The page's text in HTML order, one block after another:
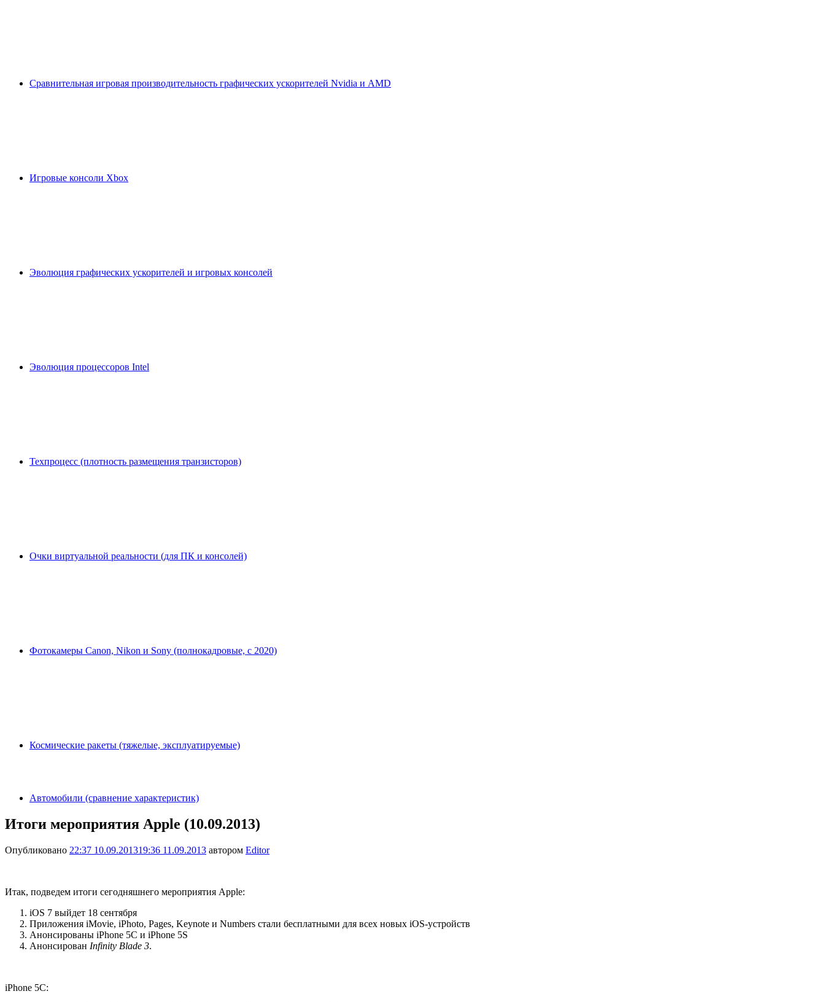
Сравнительная игровая производительность графических ускорителей Nvidia и AMD
Игровые консоли Xbox
Эволюция графических ускорителей и игровых консолей
Эволюция процессоров Intel
Техпроцесс (плотность размещения транзисторов)
Очки виртуальной реальности (для ПК и консолей)
Фотокамеры Canon, Nikon и Sony (полнокадровые, с 2020)
Космические ракеты (тяжелые, эксплуатируемые)
Автомобили (сравнение характеристик)
Итоги мероприятия Apple (10.09.2013)
Опубликовано 22:37 10.09.201319:36 11.09.2013 автором Editor
Итак, подведем итоги сегодняшнего мероприятия Apple:
iOS 7 выйдет 18 сентября
Приложения iMovie, iPhoto, Pages, Keynote и Numbers стали бесплатными для всех новых iOS-устройств
Анонсированы iPhone 5C и iPhone 5S
Анонсирован Infinity Blade 3.
iPhone 5C: